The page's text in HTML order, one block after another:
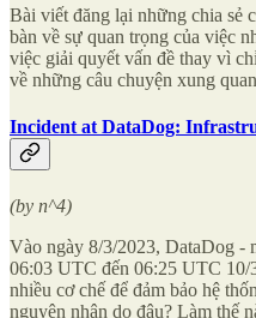
Bài viết đăng lại những chia sẻ
bàn về sự quan trọng của việc
việc giải quyết vấn đề thay vì
về những câu chuyện xung
Incident at DataDog:
(by n^4)
Vào ngày 8/3/2023, DataDog -
06:03 UTC đến 06:25 UTC 10/
nhiều cơ chế để đảm bảo hệ
nguyên nhân do đâu? Làm thế